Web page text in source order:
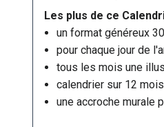
Les plus de ce
un format généreux
pour chaque jour de
tous les mois une
calendrier sur 12
une accroche murale